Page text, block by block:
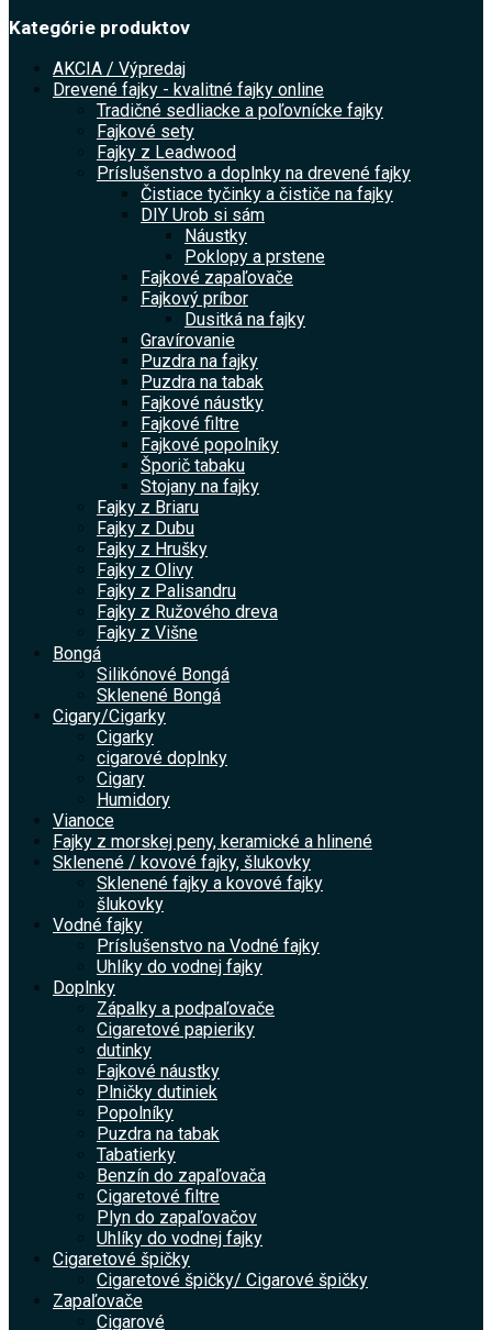
Kategórie produktov
AKCIA / Výpredaj
Drevené fajky - kvalitné fajky online
Tradičné sedliacke a poľovnícke fajky
Fajkové sety
Fajky z Leadwood
Príslušenstvo a doplnky na drevené fajky
Čistiace tyčinky a čističe na fajky
DIY Urob si sám
Náustky
Poklopy a prstene
Fajkové zapaľovače
Fajkový príbor
Dusitká na fajky
Gravírovanie
Puzdra na fajky
Puzdra na tabak
Fajkové náustky
Fajkové filtre
Fajkové popolníky
Šporič tabaku
Stojany na fajky
Fajky z Briaru
Fajky z Dubu
Fajky z Hrušky
Fajky z Olivy
Fajky z Palisandru
Fajky z Ružového dreva
Fajky z Višne
Bongá
Silikónové Bongá
Sklenené Bongá
Cigary/Cigarky
Cigarky
cigarové doplnky
Cigary
Humidory
Vianoce
Fajky z morskej peny, keramické a hlinené
Sklenené / kovové fajky, šlukovky
Sklenené fajky a kovové fajky
šlukovky
Vodné fajky
Príslušenstvo na Vodné fajky
Uhlíky do vodnej fajky
Doplnky
Zápalky a podpaľovače
Cigaretové papieriky
dutinky
Fajkové náustky
Plničky dutiniek
Popolníky
Puzdra na tabak
Tabatierky
Benzín do zapaľovača
Cigaretové filtre
Plyn do zapaľovačov
Uhlíky do vodnej fajky
Cigaretové špičky
Cigaretové špičky/ Cigarové špičky
Zapaľovače
Cigarové